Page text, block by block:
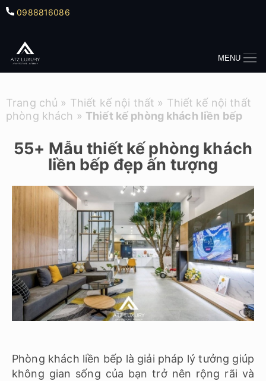
0988816086
MENU
Trang chủ » Thiết kế nội thất » Thiết kế nội thất
phòng khách » Thiết kế phòng khách liền bếp
55+ Mẫu thiết kế phòng khách
liền bếp đẹp ấn tượng
Phòng khách liền bếp là giải pháp lý tưởng giúp
không gian sống của bạn trở nên rộng rãi và